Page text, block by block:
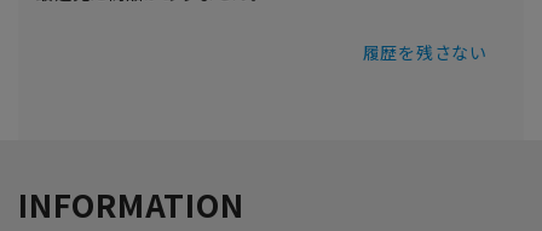
履歴を残さない
INFORMATION